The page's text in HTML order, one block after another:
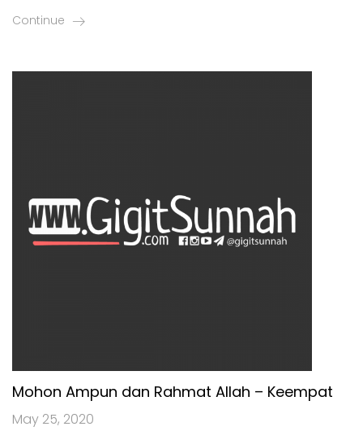
Continue
Mohon Ampun dan Rahmat Allah – Keempat
May 25, 2020